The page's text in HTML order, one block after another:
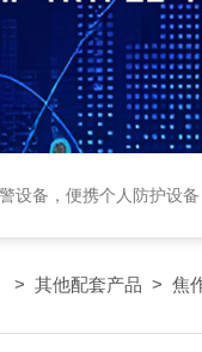
设备，便携个人防护设
> 其他配套产品 > 焦